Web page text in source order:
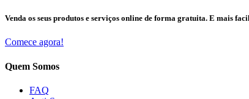
Venda os seus produtos e serviços online de forma gratuita. E mais
Comece agora!
Quem Somos
FAQ